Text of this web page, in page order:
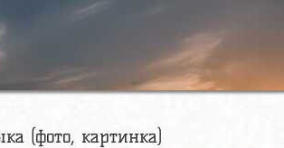
(фото, картинка)